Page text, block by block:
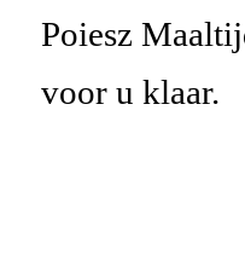
Poiesz
voor u klaar.